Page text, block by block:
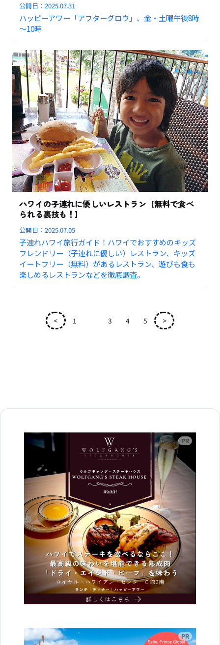
公開日：2025.07.31
ハッピーアワー「アフターグロウ」、金・土曜午後8時
～10時
ハワイの子連れに優しいレストラン【無料で食べ
られる裏技も！】
公開日：2025.07.05
子連れハワイ旅行ガイド！ハワイでおすすめのキッズ
フレンドリー（子連れに優しい）レストラン、キッズ
イートフリー（無料）があるレストラン、遊びも食も
楽しめるレストランなどを徹底調査。
< 1 3 4 5 >
広告
広告